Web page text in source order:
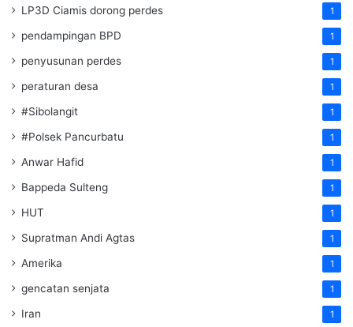
LP3D Ciamis dorong perdes 1
pendampingan BPD 1
penyusunan perdes 1
peraturan desa 1
#Sibolangit 1
#Polsek Pancurbatu 1
Anwar Hafid 1
Bappeda Sulteng 1
HUT 1
Supratman Andi Agtas 1
Amerika 1
gencatan senjata 1
Iran 1